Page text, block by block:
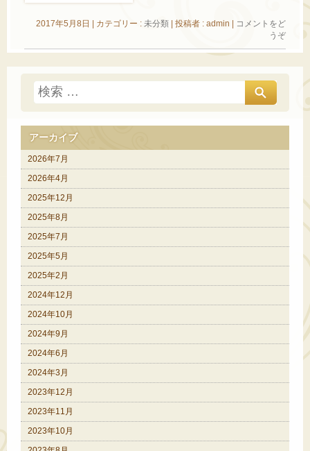
2017年5月8日 | カテゴリー : 未分類 | 投稿者 : admin | コメントをど
うぞ
アーカイブ
2026年7月
2026年4月
2025年12月
2025年8月
2025年7月
2025年5月
2025年2月
2024年12月
2024年10月
2024年9月
2024年6月
2024年3月
2023年12月
2023年11月
2023年10月